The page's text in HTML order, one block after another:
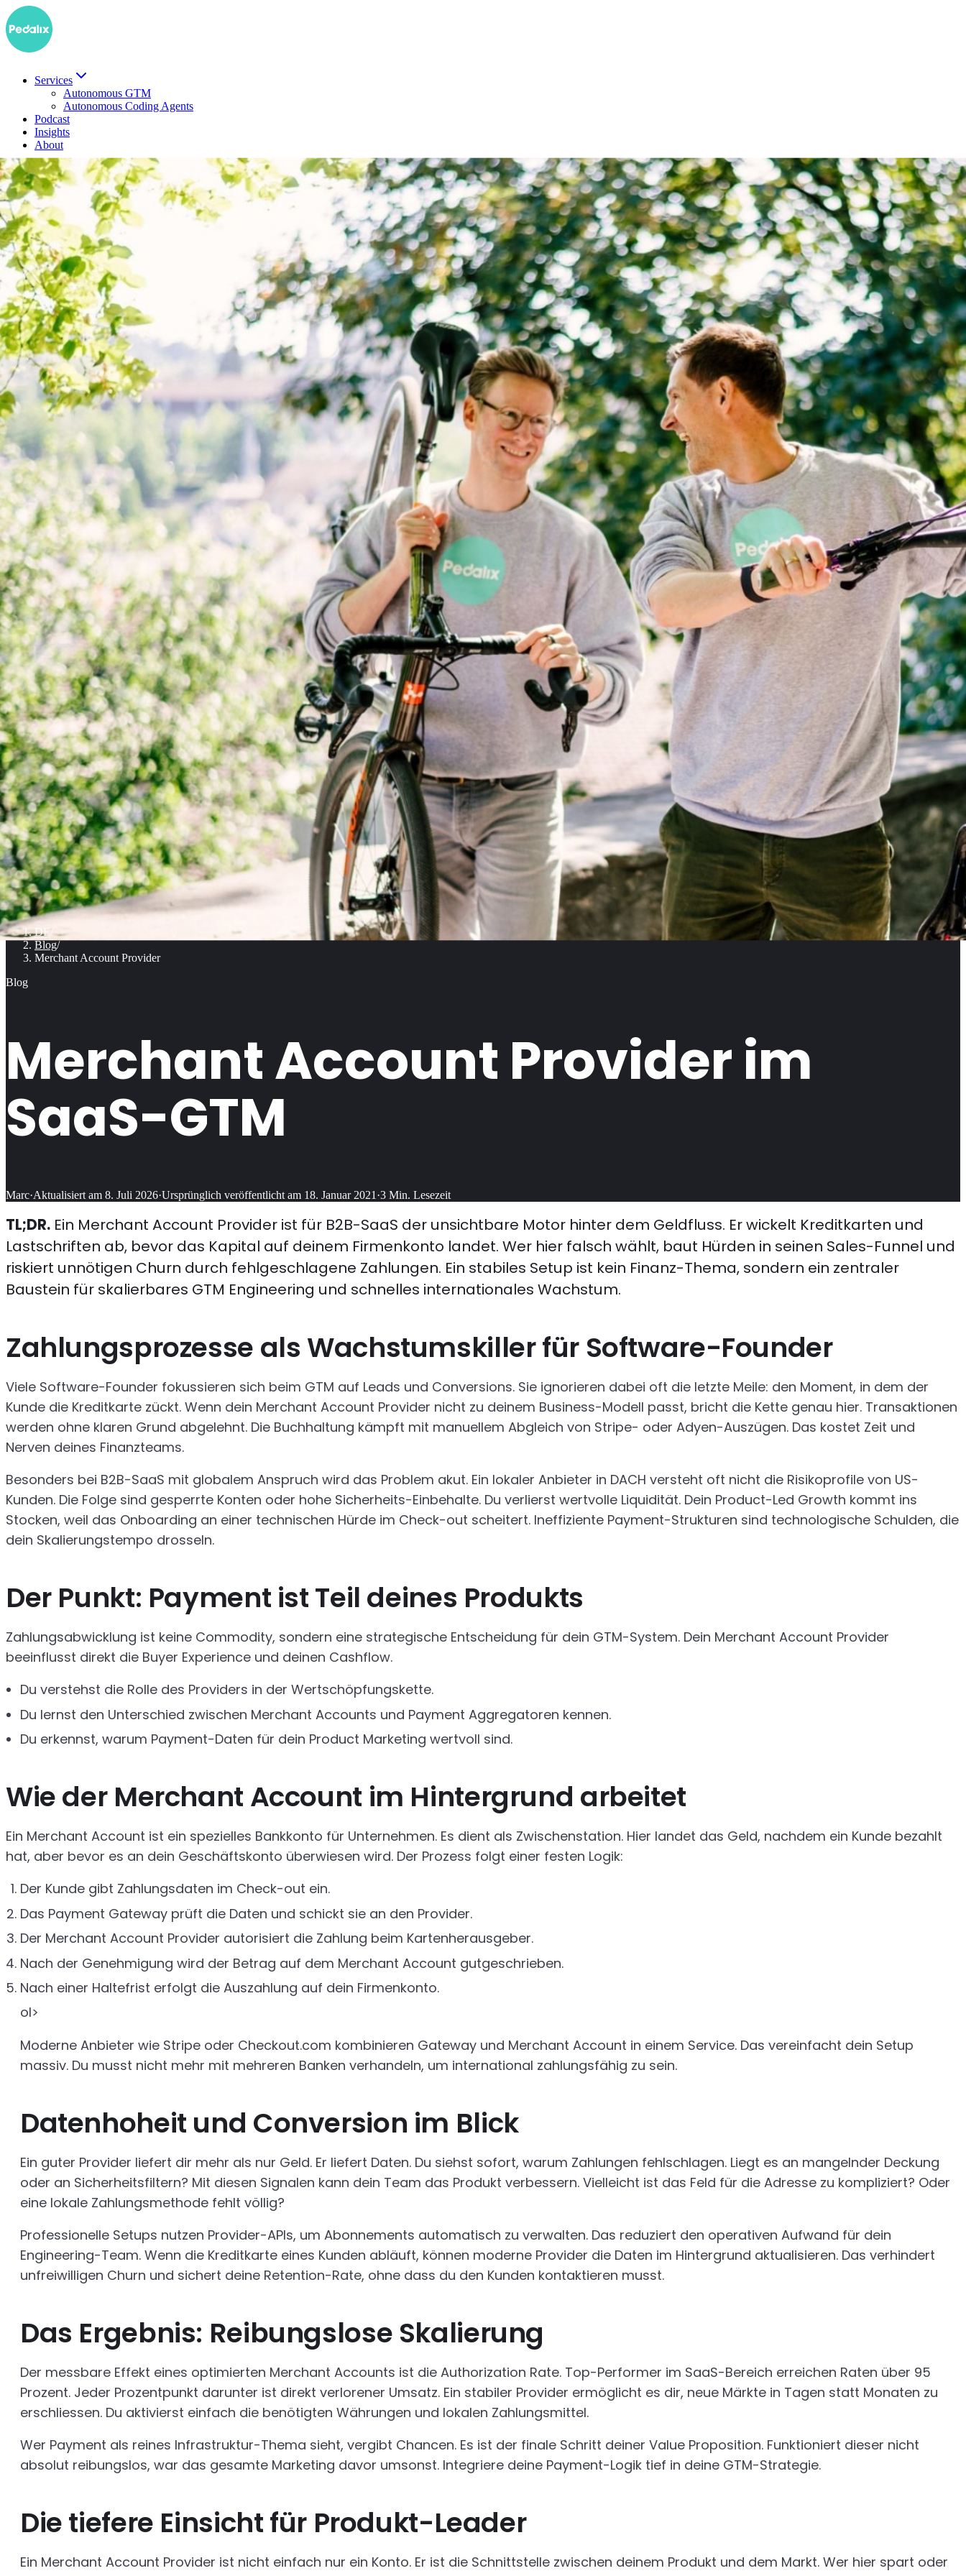
Services
Autonomous GTM
Autonomous Coding Agents
Podcast
Insights
About
ENDemo buchen
DE/
Blog/
Merchant Account Provider
Blog
Merchant Account Provider im
SaaS-GTM
Marc·Aktualisiert am 8. Juli 2026·Ursprünglich veröffentlicht am 18. Januar 2021 ·3 Min. Lesezeit
TL;DR. Ein Merchant Account Provider ist für B2B-SaaS der unsichtbare Motor hinter dem Geldfluss. Er wickelt Kreditkarten und
Lastschriften ab, bevor das Kapital auf deinem Firmenkonto landet. Wer hier falsch wählt, baut Hürden in seinen Sales-Funnel und
riskiert unnötigen Churn durch fehlgeschlagene Zahlungen. Ein stabiles Setup ist kein Finanz-Thema, sondern ein zentraler
Baustein für skalierbares GTM Engineering und schnelles internationales Wachstum.
Zahlungsprozesse als Wachstumskiller für Software-Founder
Viele Software-Founder fokussieren sich beim GTM auf Leads und Conversions. Sie ignorieren dabei oft die letzte Meile: den Moment, in dem der
Kunde die Kreditkarte zückt. Wenn dein Merchant Account Provider nicht zu deinem Business-Modell passt, bricht die Kette genau hier. Transaktionen
werden ohne klaren Grund abgelehnt. Die Buchhaltung kämpft mit manuellem Abgleich von Stripe- oder Adyen-Auszügen. Das kostet Zeit und
Nerven deines Finanzteams.
Besonders bei B2B-SaaS mit globalem Anspruch wird das Problem akut. Ein lokaler Anbieter in DACH versteht oft nicht die Risikoprofile von US-
Kunden. Die Folge sind gesperrte Konten oder hohe Sicherheits-Einbehalte. Du verlierst wertvolle Liquidität. Dein Product-Led Growth kommt ins
Stocken, weil das Onboarding an einer technischen Hürde im Check-out scheitert. Ineffiziente Payment-Strukturen sind technologische Schulden, die
dein Skalierungstempo drosseln.
Der Punkt: Payment ist Teil deines Produkts
Zahlungsabwicklung ist keine Commodity, sondern eine strategische Entscheidung für dein GTM-System. Dein Merchant Account Provider
beeinflusst direkt die Buyer Experience und deinen Cashflow.
Du verstehst die Rolle des Providers in der Wertschöpfungskette.
Du lernst den Unterschied zwischen Merchant Accounts und Payment Aggregatoren kennen.
Du erkennst, warum Payment-Daten für dein Product Marketing wertvoll sind.
Wie der Merchant Account im Hintergrund arbeitet
Ein Merchant Account ist ein spezielles Bankkonto für Unternehmen. Es dient als Zwischenstation. Hier landet das Geld, nachdem ein Kunde bezahlt
hat, aber bevor es an dein Geschäftskonto überwiesen wird. Der Prozess folgt einer festen Logik:
Der Kunde gibt Zahlungsdaten im Check-out ein.
Das Payment Gateway prüft die Daten und schickt sie an den Provider.
Der Merchant Account Provider autorisiert die Zahlung beim Kartenherausgeber.
Nach der Genehmigung wird der Betrag auf dem Merchant Account gutgeschrieben.
Nach einer Haltefrist erfolgt die Auszahlung auf dein Firmenkonto.
ol>
Moderne Anbieter wie Stripe oder Checkout.com kombinieren Gateway und Merchant Account in einem Service. Das vereinfacht dein Setup
massiv. Du musst nicht mehr mit mehreren Banken verhandeln, um international zahlungsfähig zu sein.
Datenhoheit und Conversion im Blick
Ein guter Provider liefert dir mehr als nur Geld. Er liefert Daten. Du siehst sofort, warum Zahlungen fehlschlagen. Liegt es an mangelnder Deckung
oder an Sicherheitsfiltern? Mit diesen Signalen kann dein Team das Produkt verbessern. Vielleicht ist das Feld für die Adresse zu kompliziert? Oder
eine lokale Zahlungsmethode fehlt völlig?
Professionelle Setups nutzen Provider-APIs, um Abonnements automatisch zu verwalten. Das reduziert den operativen Aufwand für dein
Engineering-Team. Wenn die Kreditkarte eines Kunden abläuft, können moderne Provider die Daten im Hintergrund aktualisieren. Das verhindert
unfreiwilligen Churn und sichert deine Retention-Rate, ohne dass du den Kunden kontaktieren musst.
Das Ergebnis: Reibungslose Skalierung
Der messbare Effekt eines optimierten Merchant Accounts ist die Authorization Rate. Top-Performer im SaaS-Bereich erreichen Raten über 95
Prozent. Jeder Prozentpunkt darunter ist direkt verlorener Umsatz. Ein stabiler Provider ermöglicht es dir, neue Märkte in Tagen statt Monaten zu
erschliessen. Du aktivierst einfach die benötigten Währungen und lokalen Zahlungsmittel.
Wer Payment als reines Infrastruktur-Thema sieht, vergibt Chancen. Es ist der finale Schritt deiner Value Proposition. Funktioniert dieser nicht
absolut reibungslos, war das gesamte Marketing davor umsonst. Integriere deine Payment-Logik tief in deine GTM-Strategie.
Die tiefere Einsicht für Produkt-Leader
Ein Merchant Account Provider ist nicht einfach nur ein Konto. Er ist die Schnittstelle zwischen deinem Produkt und dem Markt. Wer hier spart oder